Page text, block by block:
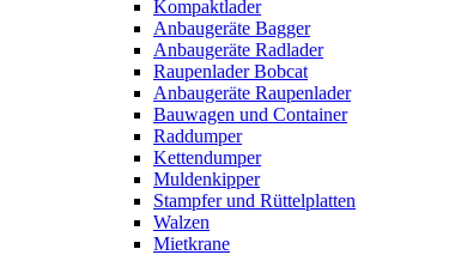
Kompaktlader
Anbaugeräte Bagger
Anbaugeräte Radlader
Raupenlader Bobcat
Anbaugeräte Raupenlader
Bauwagen und Container
Raddumper
Kettendumper
Muldenkipper
Stampfer und Rüttelplatten
Walzen
Mietkrane